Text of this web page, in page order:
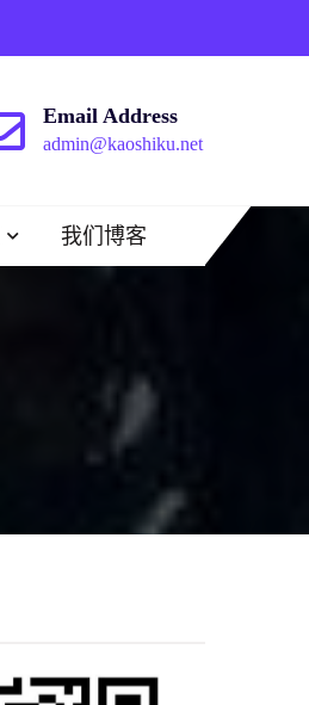
Email Address
admin@kaoshiku.net
我们博客